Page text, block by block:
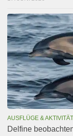
AUSFLÜGE &
Delfine